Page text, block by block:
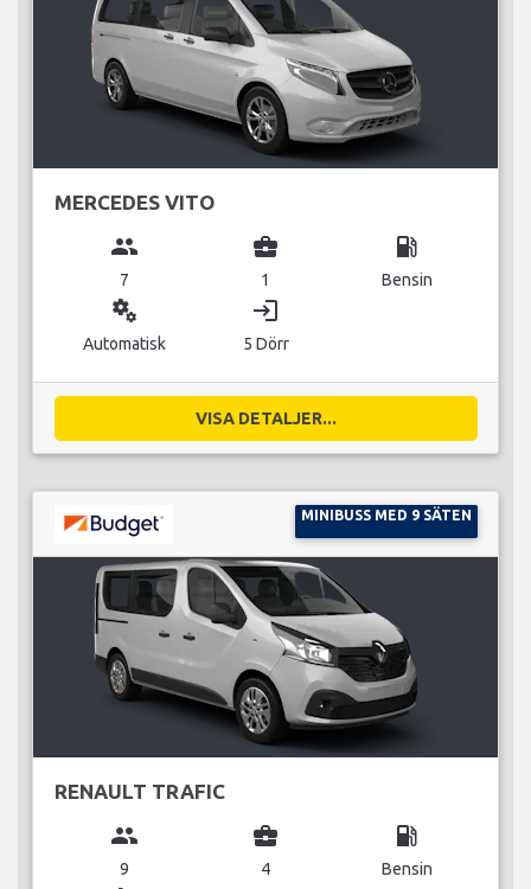
MERCEDES VITO
group
7
business_center
1
local_gas_station
Bensin
miscellaneous_services
Automatisk
login
5 Dörr
VISA DETALJER...
MINIBUSS MED 9 SÄTEN
RENAULT TRAFIC
group
9
business_center
4
local_gas_station
Bensin